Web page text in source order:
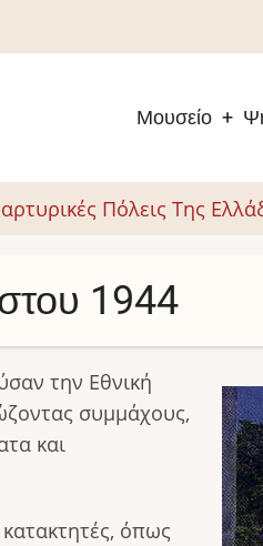
Μουσείο
Πόλεις Της
1944
την Εθνική
συμμάχους,
και
όπως